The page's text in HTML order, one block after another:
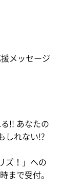
メッセージ
!! あなたの
しれない!?
ズ！」への
まで受付。